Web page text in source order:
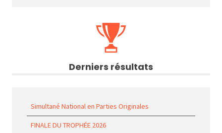
Derniers résultats
Simultané National en Parties Originales
FINALE DU TROPHÉE 2026